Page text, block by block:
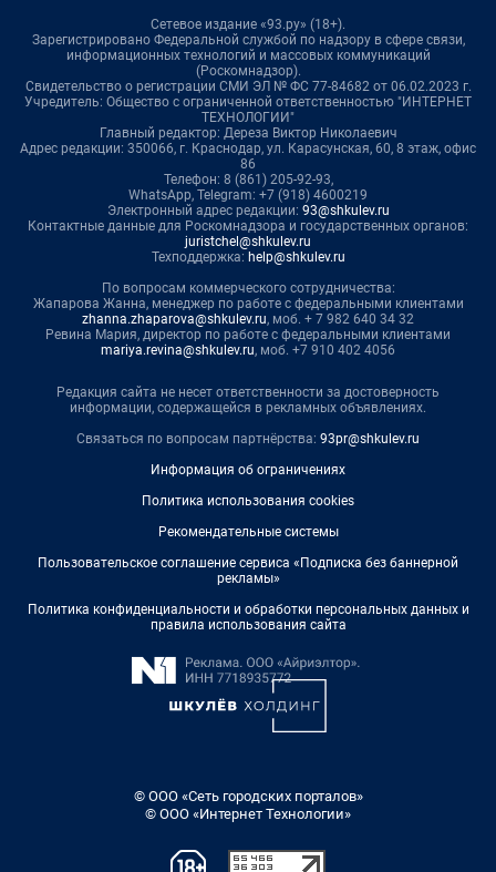
Сетевое издание «93.ру» (18+).
Зарегистрировано Федеральной службой по надзору в сфере связи,
информационных технологий и массовых коммуникаций
(Роскомнадзор).
Свидетельство о регистрации СМИ ЭЛ № ФС 77-84682 от 06.02.2023 г.
Учредитель: Общество с ограниченной ответственностью "ИНТЕРНЕТ
ТЕХНОЛОГИИ"
Главный редактор: Дереза Виктор Николаевич
Адрес редакции: 350066, г. Краснодар, ул. Карасунская, 60, 8 этаж, офис
86
Телефон: 8 (861) 205-92-93,
WhatsApp, Telegram: +7 (918) 4600219
Электронный адрес редакции: 93@shkulev.ru
Контактные данные для Роскомнадзора и государственных органов:
juristchel@shkulev.ru
Техподдержка: help@shkulev.ru
По вопросам коммерческого сотрудничества:
Жапарова Жанна, менеджер по работе с федеральными клиентами
zhanna.zhaparova@shkulev.ru, моб. + 7 982 640 34 32
Ревина Мария, директор по работе с федеральными клиентами
mariya.revina@shkulev.ru, моб. +7 910 402 4056
Редакция сайта не несет ответственности за достоверность
информации, содержащейся в рекламных объявлениях.
Связаться по вопросам партнёрства: 93pr@shkulev.ru
Информация об ограничениях
Политика использования cookies
Рекомендательные системы
Пользовательское соглашение сервиса «Подписка без баннерной
рекламы»
Политика конфиденциальности и обработки персональных данных и
правила использования сайта
© ООО «Сеть городских порталов»
© ООО «Интернет Технологии»